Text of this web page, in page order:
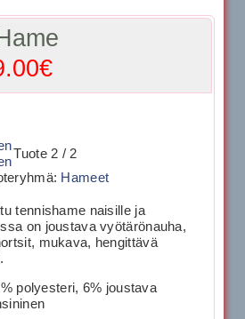
Tuote 2 / 2
Hameet
tennishame naisille ja
on joustava vyötärönauha,
mukava, hengittävä
polyesteri, 6% joustava